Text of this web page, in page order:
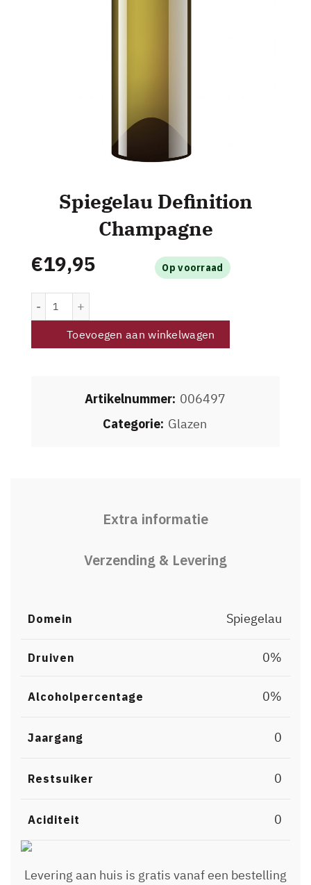
Spiegelau Definition
Champagne
€19,95 Op voorraad
Toevoegen aan winkelwagen
Artikelnummer: 006497
Categorie: Glazen
Extra informatie
Verzending & Levering
Domein Spiegelau
Druiven 0%
Alcoholpercentage 0%
Jaargang 0
Restsuiker 0
Aciditeit 0
Levering aan huis is gratis vanaf een bestelling